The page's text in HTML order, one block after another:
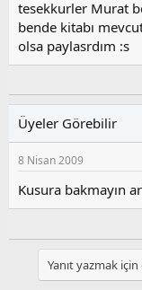
tesekkurler Murat
bende kitabı
olsa paylasrdım :s
Üyeler Görebilir
8 Nisan 2009
Kusura bakmayın
Yanıt yazmak